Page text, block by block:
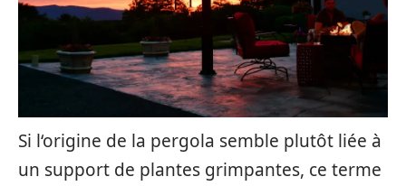
Si l‘origine de la pergola semble plutôt liée à
un support de plantes grimpantes, ce terme